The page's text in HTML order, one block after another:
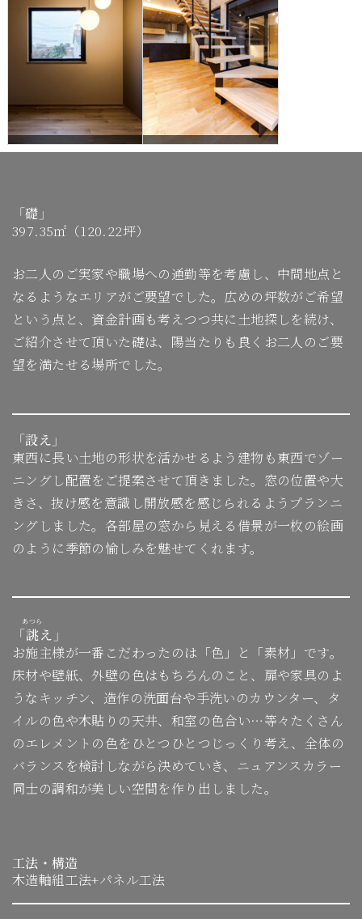
「礎」
397.35㎡（120.22坪）
お二人のご実家や職場への通勤等を考慮し、中間地点と
なるようなエリアがご要望でした。広めの坪数がご希望
という点と、資金計画も考えつつ共に土地探しを続け、
ご紹介させて頂いた礎は、陽当たりも良くお二人のご要
望を満たせる場所でした。
「設え」
東西に長い土地の形状を活かせるよう建物も東西でゾー
ニングし配置をご提案させて頂きました。窓の位置や大
きさ、抜け感を意識し開放感を感じられるようプランニ
ングしました。各部屋の窓から見える借景が一枚の絵画
のように季節の愉しみを魅せてくれます。
「誂
あつら
え 」
お施主様が一番こだわったのは「色」と「素材」です。
床材や壁紙、外壁の色はもちろんのこと、扉や家具のよ
うなキッチン、造作の洗面台や手洗いのカウンター、タ
イルの色や木貼りの天井、和室の色合い…等々たくさん
のエレメントの色をひとつひとつじっくり考え、全体の
バランスを検討しながら決めていき、ニュアンスカラー
同士の調和が美しい空間を作り出しました。
工法・構造
木造軸組工法+パネル工法